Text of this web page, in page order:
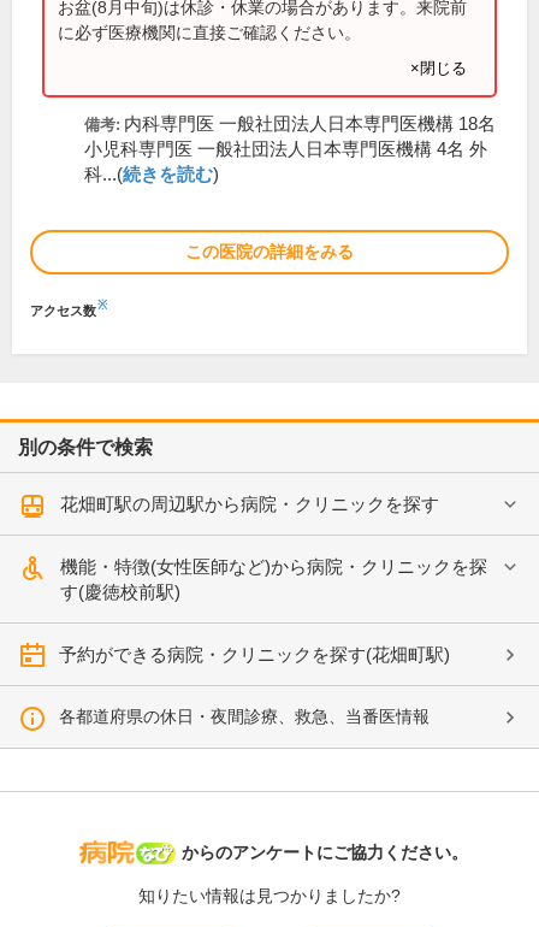
お盆(8月中旬)は休診・休業の場合があります。来院前
に必ず医療機関に直接ご確認ください。
×閉じる
備考: 内科専門医 一般社団法人日本専門医機構 18名
小児科専門医 一般社団法人日本専門医機構 4名 外
科...(続きを読む)
この医院の詳細をみる
アクセス数※
別の条件で検索
花畑町駅の周辺駅から病院・クリニックを探す
機能・特徴(女性医師など)から病院・クリニックを探
す(慶徳校前駅)
予約ができる病院・クリニックを探す(花畑町駅)
各都道府県の休日・夜間診療、救急、当番医情報
病院なび
からのアンケートにご協力ください。
知りたい情報は見つかりましたか?